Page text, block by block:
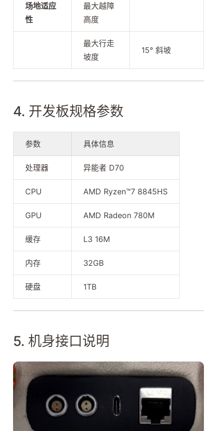
场地适应
性
最大越障
高度
最大行走
坡度
15° 斜坡
4. 开发板规格参数
参数 具体信息
处理器 异能者 D70
CPU AMD Ryzen™7 8845HS
GPU AMD Radeon 780M
缓存 L3 16M
内存 32GB
硬盘 1TB
5. 机身接口说明